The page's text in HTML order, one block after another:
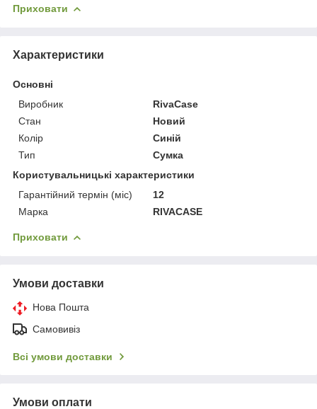
Приховати
Характеристики
Основні
Виробник
RivaCase
Стан
Новий
Колір
Синій
Тип
Сумка
Користувальницькі характеристики
Гарантійний термін (міс)
12
Марка
RIVACASE
Приховати
Умови доставки
Нова Пошта
Самовивіз
Всі умови доставки
Умови оплати